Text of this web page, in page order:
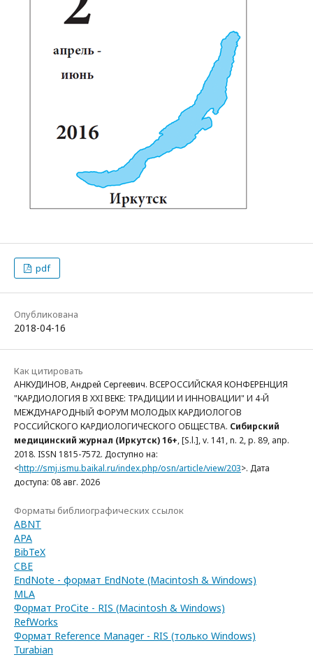
pdf
Опубликована
2018-04-16
Как цитировать
АНКУДИНОВ, Андрей Сергеевич. ВСЕРОССИЙСКАЯ КОНФЕРЕНЦИЯ
"КАРДИОЛОГИЯ В ХХI ВЕКЕ: ТРАДИЦИИ И ИННОВАЦИИ" И 4-Й
МЕЖДУНАРОДНЫЙ ФОРУМ МОЛОДЫХ КАРДИОЛОГОВ
РОССИЙСКОГО КАРДИОЛОГИЧЕСКОГО ОБЩЕСТВА. Сибирский
медицинский журнал (Иркутск) 16+, [S.l.], v. 141, n. 2, p. 89, апр.
2018. ISSN 1815-7572. Доступно на:
<http://smj.ismu.baikal.ru/index.php/osn/article/view/203>. Дата
доступа: 08 авг. 2026
Форматы библиографических ссылок
ABNT
APA
BibTeX
CBE
EndNote - формат EndNote (Macintosh & Windows)
MLA
Формат ProCite - RIS (Macintosh & Windows)
RefWorks
Формат Reference Manager - RIS (только Windows)
Turabian